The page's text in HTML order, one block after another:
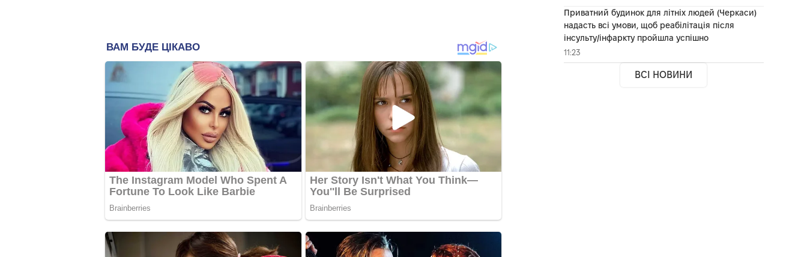
Приватний будинок для літніх людей (Черкаси)
надасть всі умови, щоб реабілітація після
інсульту/інфаркту пройшла успішно
11:23
ВСІ НОВИНИ